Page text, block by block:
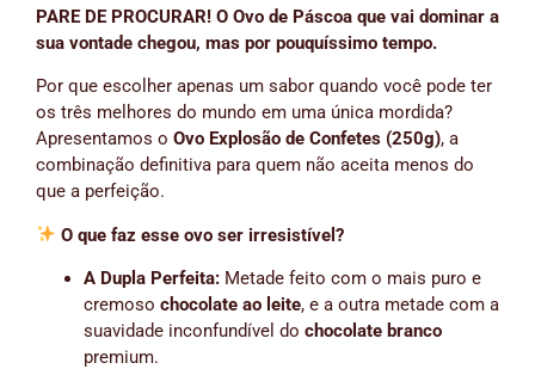
PARE DE PROCURAR! O Ovo de Páscoa que vai dominar a
sua vontade chegou, mas por pouquíssimo tempo.
Por que escolher apenas um sabor quando você pode ter
os três melhores do mundo em uma única mordida?
Apresentamos o Ovo Explosão de Confetes (250g), a
combinação definitiva para quem não aceita menos do
que a perfeição.
O que faz esse ovo ser irresistível?
A Dupla Perfeita: Metade feito com o mais puro e
cremoso chocolate ao leite, e a outra metade com a
suavidade inconfundível do chocolate branco
premium.